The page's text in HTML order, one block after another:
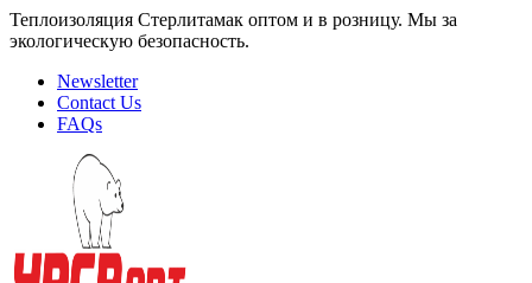
Теплоизоляция Стерлитамак оптом и в розницу. Мы за
экологическую безопасность.
Newsletter
Contact Us
FAQs